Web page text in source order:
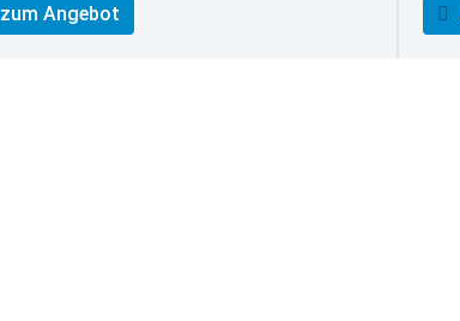
zum Angebot